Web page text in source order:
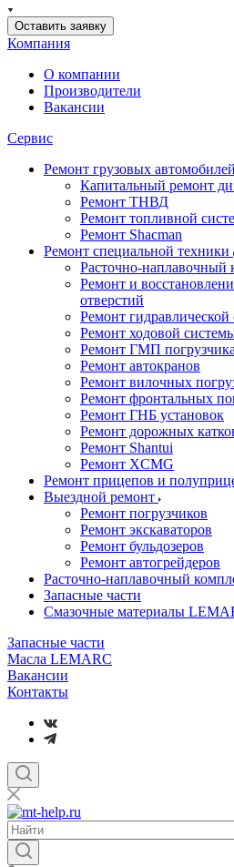
Оставить заявку
Компания
О компании
Производители
Вакансии
Сервис
Ремонт грузовых автомобилей
Капитальный ремонт
Ремонт ТНВД
Ремонт топливной
Ремонт Shacman
Ремонт специальной техники
Расточно-наплавочный
Ремонт и
отверстий
Ремонт
Ремонт ходовой
Ремонт ГМП погрузчика
Ремонт автокранов
Ремонт вилочных
Ремонт фронтальных
Ремонт ГНБ установок
Ремонт дорожных
Ремонт Shantui
Ремонт XCMG
Ремонт прицепов и
Выездной ремонт
Ремонт погрузчиков
Ремонт экскаваторов
Ремонт бульдозеров
Ремонт автогрейдеров
Расточно-наплавочный
Запасные части
Смазочные материалы
Запасные части
Масла LEMARC
Вакансии
Контакты